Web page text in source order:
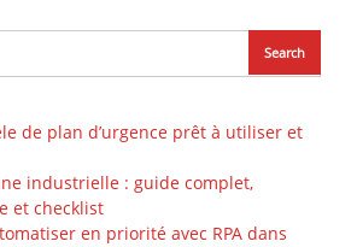
de plan d’urgence prêt à utiliser et
industrielle : guide complet,
et checklist
en priorité avec RPA dans